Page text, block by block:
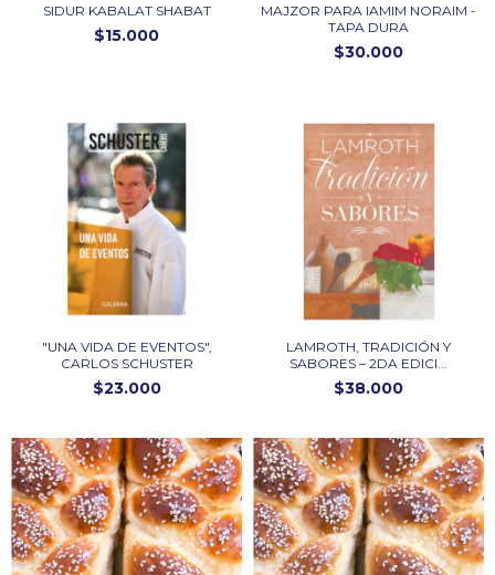
SIDUR KABALAT SHABAT
$15.000
MAJZOR PARA IAMIM NORAIM -
TAPA DURA
$30.000
"UNA VIDA DE EVENTOS",
CARLOS SCHUSTER
$23.000
LAMROTH, TRADICIÓN Y
SABORES – 2DA EDICI...
$38.000